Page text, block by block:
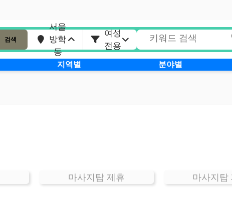
검색
서울
방학
동
여성
전용
지역별 분야별
마사지탑 제휴 마사지탑